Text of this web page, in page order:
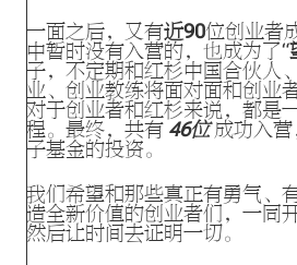
一面之后，又有近90位创业者
中暂时没有入营的，也成为了“
子，不定期和红杉中国合伙人
业、创业教练将面对面和创业
对于创业者和红杉来说，都是
程。最终，共有 46位成功入营
子基金的投资。
我们希望和那些真正有勇气、
造全新价值的创业者们，一同
然后让时间去证明一切。